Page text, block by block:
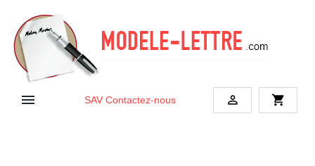
 SAV Contactez-nous  shopping_cart